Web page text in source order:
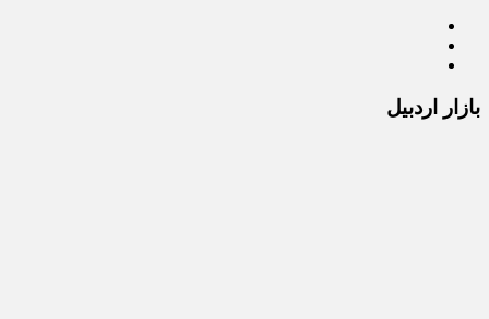
بازار اردبیل